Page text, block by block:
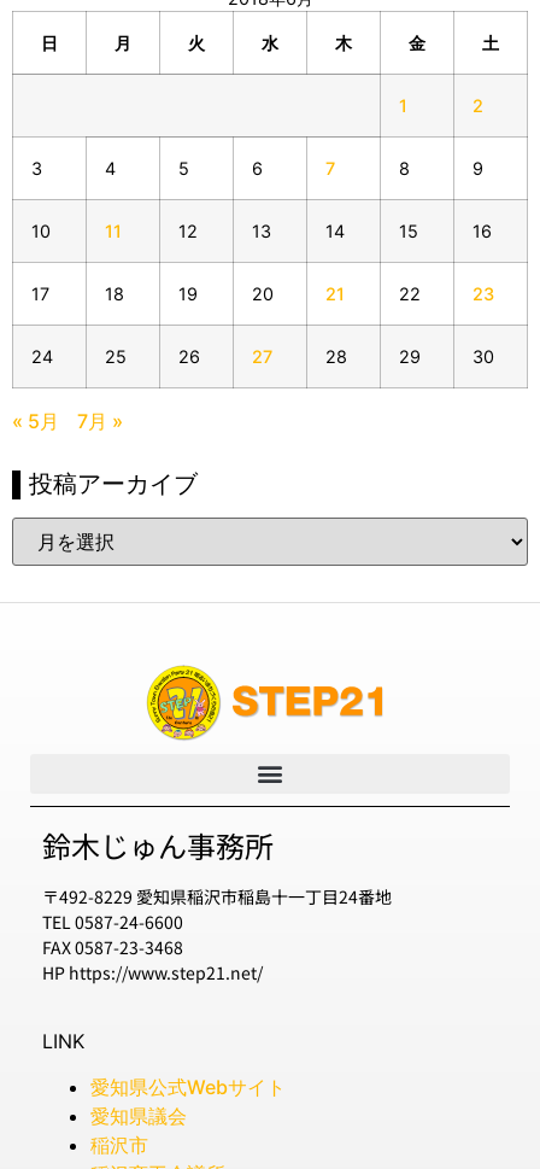
日 月 火 水 木 金 土
1 2
3 4 5 6 7 8 9
10 11 12 13 14 15 16
17 18 19 20 21 22 23
24 25 26 27 28 29 30
« 5月 7月 »
▌投稿アーカイブ
鈴木じゅん事務所
〒492-8229 愛知県稲沢市稲島十一丁目24番地
TEL 0587-24-6600
FAX 0587-23-3468
HP https://www.step21.net/
LINK
愛知県公式Webサイト
愛知県議会
稲沢市